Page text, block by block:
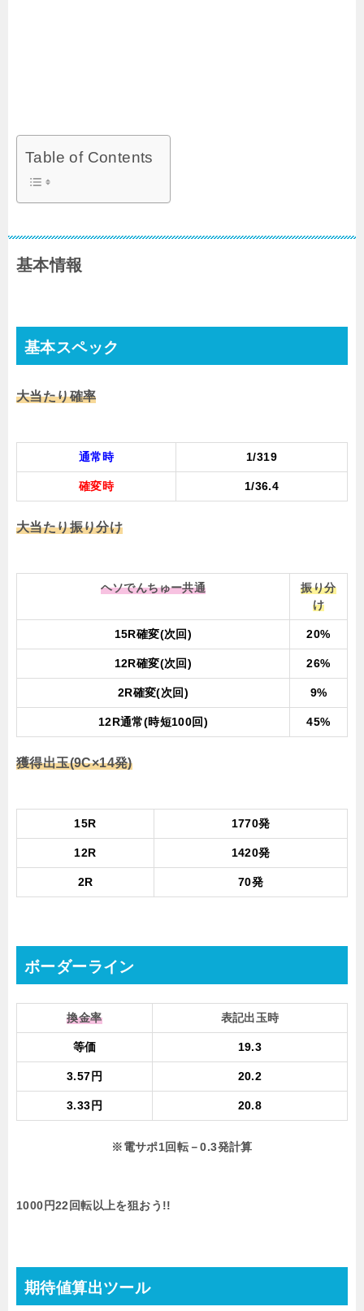
Table of Contents
基本情報
基本スペック
大当たり確率
通常時 1/319
確変時 1/36.4
大当たり振り分け
ヘソでんちゅー共通
振り分
け
15R確変(次回) 20%
12R確変(次回) 26%
2R確変(次回) 9%
12R通常(時短100回) 45%
獲得出玉(9C×14発)
15R 1770発
12R 1420発
2R 70発
ボーダーライン
換金率 表記出玉時
等価 19.3
3.57円 20.2
3.33円 20.8
※電サポ1回転－0.3発計算
1000円22回転以上を狙おう!!
期待値算出ツール